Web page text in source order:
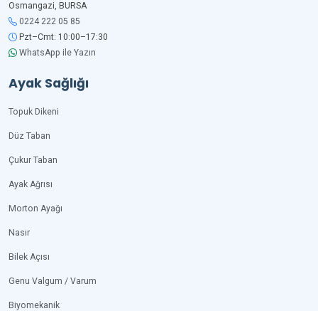
Osmangazi, BURSA
0224 222 05 85
Pzt–Cmt: 10:00–17:30
WhatsApp ile Yazın
Ayak Sağlığı
Topuk Dikeni
Düz Taban
Çukur Taban
Ayak Ağrısı
Morton Ayağı
Nasır
Bilek Açısı
Genu Valgum / Varum
Biyomekanik